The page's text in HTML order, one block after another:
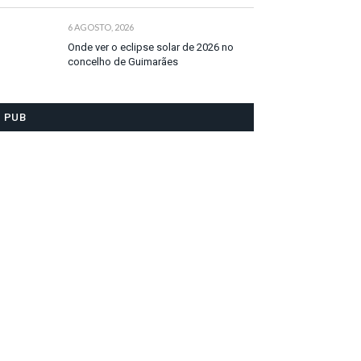
6 AGOSTO, 2026
Onde ver o eclipse solar de 2026 no
concelho de Guimarães
PUB